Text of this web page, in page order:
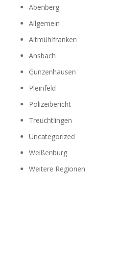
Abenberg
Allgemein
Altmühlfranken
Ansbach
Gunzenhausen
Pleinfeld
Polizeibericht
Treuchtlingen
Uncategorized
Weißenburg
Weitere Regionen